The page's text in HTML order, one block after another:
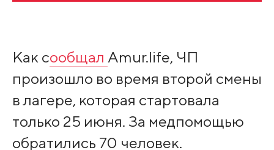
Как сообщал Amur.life, ЧП
произошло во время второй смены
в лагере, которая стартовала
только 25 июня. За медпомощью
обратились 70 человек.